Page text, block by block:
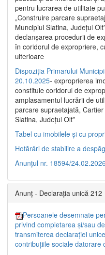
pentru lucrarea de utilitate
„Construire parcare
Muncipiul Slatina, Judeţul
declanşarea procedurii de
în coridorul de expropriere,
ulterioare
Dispoziția Primarului
20.10.2025- exproprierea
constituie coridorul de
amplasamentul lucrării de
parcare supraetajată,
Slatina, Județul Olt”
Tabel cu imobilele și cu
Hotărâri de stabilire a
Anunțul nr. 18594/24.02.2026
Anunț - Declarația unică 212
Persoanele desemnate
privind completarea și/sau
transmiterea declarației
contribuțiile sociale datorare